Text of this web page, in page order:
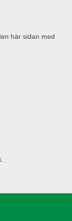
här sidan med